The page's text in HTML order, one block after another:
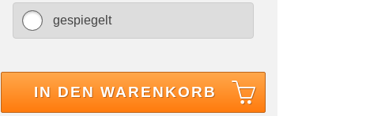
gespiegelt
IN DEN WARENKORB